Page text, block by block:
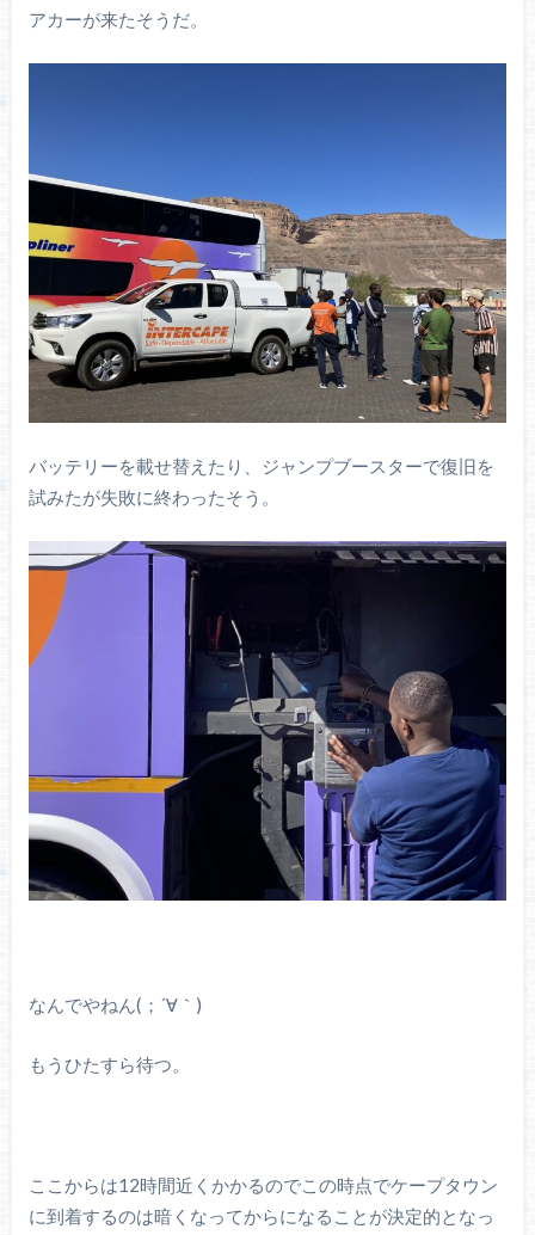
アカーが来たそうだ。
バッテリーを載せ替えたり、ジャンプブースターで復旧を
試みたが失敗に終わったそう。
なんでやねん(；´∀｀)
もうひたすら待つ。
ここからは12時間近くかかるのでこの時点でケープタウン
に到着するのは暗くなってからになることが決定的となっ